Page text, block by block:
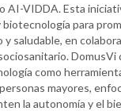
AI-VIDDA. Esta
para
saludable, en
DomusVi
como
mayores,
la autonomía y el